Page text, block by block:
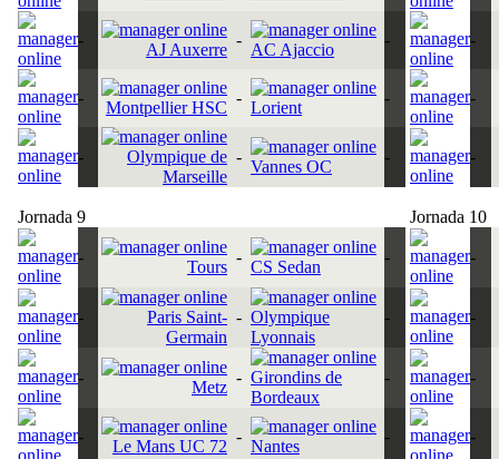
-
AJ Auxerre
-
AC Ajaccio
- -
-
Montpellier HSC
-
Lorient
- -
-
Olympique de
Marseille
-
Vannes OC
- -
Jornada 9 Jornada 10
-
Tours
-
CS Sedan
- -
-
Paris Saint-
Germain
- Olympique
Lyonnais
- -
-
Metz
- Girondins de
Bordeaux
- -
-
Le Mans UC 72
-
Nantes
- -